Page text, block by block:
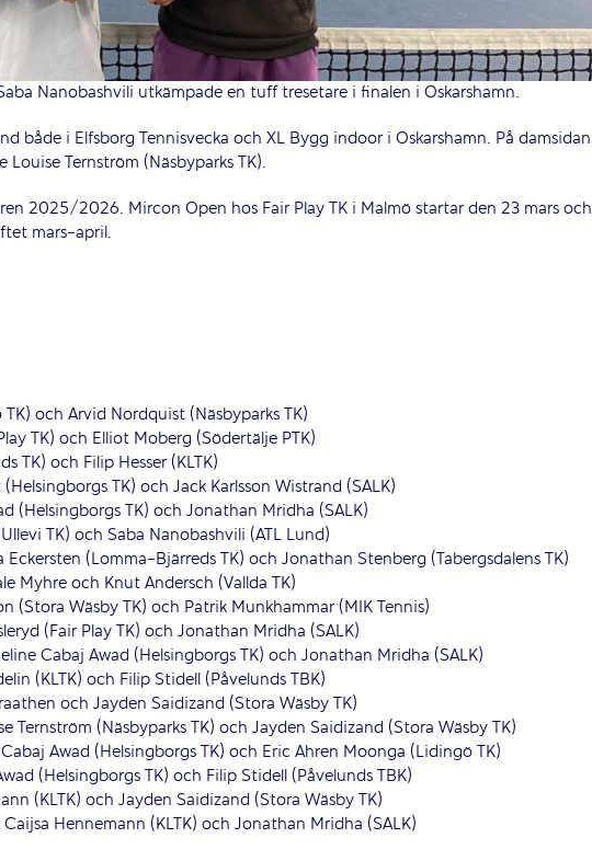
Nanobashvili utkämpade en tuff tresetare i finalen i Oskarshamn.
både i Elfsborg Tennisvecka och XL Bygg indoor i Oskarshamn. På damsidan
Ternström (Näsbyparks TK).
2025/2026. Mircon Open hos Fair Play TK i Malmö startar den 23 mars och
mars-april.
och Arvid Nordquist (Näsbyparks TK)
TK) och Elliot Moberg (Södertälje PTK)
TK) och Filip Hesser (KLTK)
TK) och Jack Karlsson Wistrand (SALK)
(Helsingborgs TK) och Jonathan Mridha (SALK)
TK) och Saba Nanobashvili (ATL Lund)
Eckersten (Lomma-Bjärreds TK) och Jonathan Stenberg (Tabergsdalens TK)
Myhre och Knut Andersch (Vallda TK)
(Stora Wäsby TK) och Patrik Munkhammar (MIK Tennis)
(Fair Play TK) och Jonathan Mridha (SALK)
Cabaj Awad (Helsingborgs TK) och Jonathan Mridha (SALK)
(KLTK) och Filip Stidell (Påvelunds TBK)
och Jayden Saidizand (Stora Wäsby TK)
Ternström (Näsbyparks TK) och Jayden Saidizand (Stora Wäsby TK)
Awad (Helsingborgs TK) och Eric Ahren Moonga (Lidingö TK)
(Helsingborgs TK) och Filip Stidell (Påvelunds TBK)
(KLTK) och Jayden Saidizand (Stora Wäsby TK)
Caijsa Hennemann (KLTK) och Jonathan Mridha (SALK)